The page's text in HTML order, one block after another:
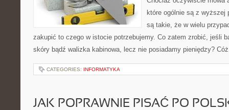
które ogólnie są z wyższej
są takie, że w wielu
zakupić to czego w istocie potrzebujemy. Co zatem zrobić, jeśli
skóry bądź walizka kabinowa, lecz nie posiadamy pieniędzy?
CATEGORIES: INFORMATYKA
JAK POPRAWNIE PISAĆ PO